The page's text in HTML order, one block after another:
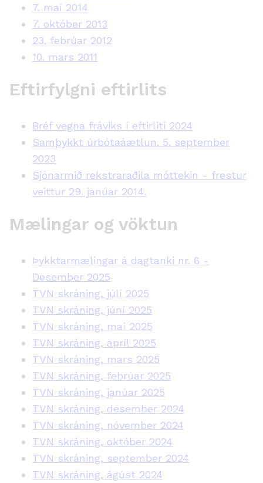
7. maí 2014
7. október 2013
23. febrúar 2012
10. mars 2011
Eftirfylgni eftirlits
Bréf vegna fráviks í eftirliti 2024
Samþykkt úrbótaáætlun. 5. september
2023
Sjónarmið rekstraraðila móttekin - frestur
veittur 29. janúar 2014.
Mælingar og vöktun
Þykktarmælingar á dagtanki nr. 6 -
Desember 2025
TVN skráning, júlí 2025
TVN skráning, júní 2025
TVN skráning, maí 2025
TVN skráning, apríl 2025
TVN skráning, mars 2025
TVN skráning, febrúar 2025
TVN skráning, janúar 2025
TVN skráning, desember 2024
TVN skráning, nóvember 2024
TVN skráning, október 2024
TVN skráning, september 2024
TVN skráning, ágúst 2024